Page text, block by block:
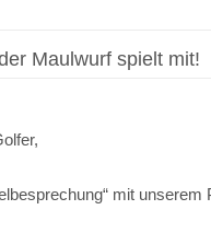
Maulwurf spielt mit!
mit